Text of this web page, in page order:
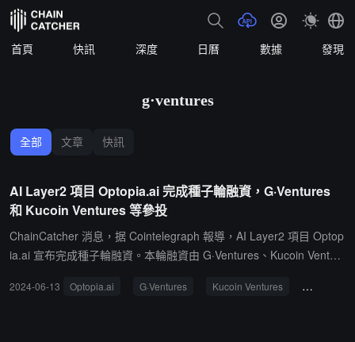
首頁 快訊 深度 日曆 數據 發現
g·ventures
全部 文章 快訊
AI Layer2 項目 Optopia.ai 完成種子輪融資，G·Ventures
和 Kucoin Ventures 等參投
ChainCatcher 消息，据 Cointelegraph 報導，AI Layer2 項目 Optop
ia.ai 宣布完成種子輪融資。本輪融資由 G·Ventures、Kucoin Ventur
abs、MCS Capital 以及知名 KOL MrBlock 參投。這筆資金將用於加
2024-06-13 Optopia.ai G·Ventures Kucoin Ventures 投融資